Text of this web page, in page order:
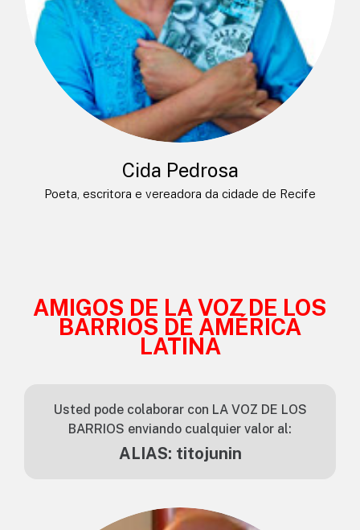
Cida Pedrosa
Poeta, escritora e vereadora da cidade de Recife
AMIGOS DE LA VOZ DE LOS
BARRIOS DE AMÉRICA
LATINA
Usted pode colaborar con LA VOZ DE LOS
BARRIOS enviando cualquier valor al:
ALIAS: titojunin